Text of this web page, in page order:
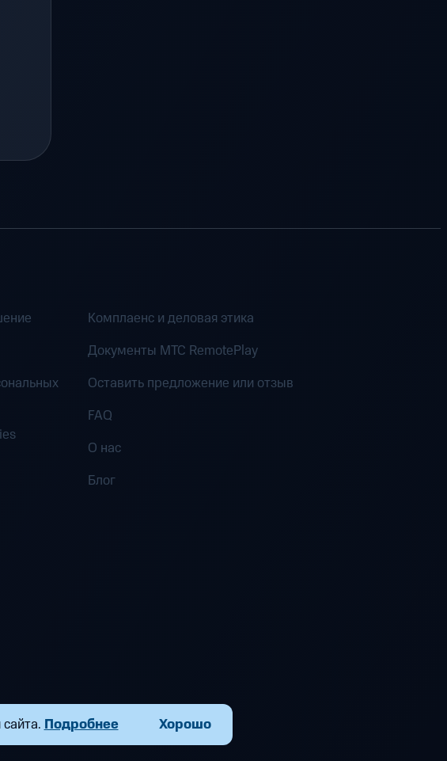
сайта.Подробнее Хорошо
Комплаенс и деловая этика
Документы MTC RemotePlay
Оставить предложение или отзыв
FAQ
О нас
Блог